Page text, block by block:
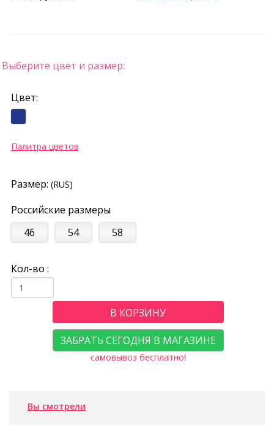
Выберите цвет и размер:
Цвет:
Палитра цветов
Размер: (RUS)
Российские размеры
46
54 58
Кол-во :
В КОРЗИНУ
ЗАБРАТЬ СЕГОДНЯ В МАГАЗИНЕ
самовывоз бесплатно!
Вы смотрели